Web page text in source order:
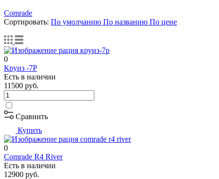
Comrade
Сортировать: По умолчанию По названию По цене
0
Круиз -7Р
Есть в наличии
11500 руб.
Сравнить
Купить
0
Comrade R4 River
Есть в наличии
12900 руб.